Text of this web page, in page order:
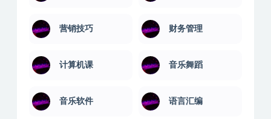
营销技巧 财务管理
计算机课 音乐舞蹈
音乐软件 语言汇编